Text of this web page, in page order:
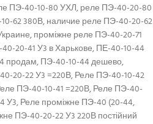
ПЭ-40-10-80 УХЛ, реле ПЭ-40-20-80
62 380В, наличие реле ПЭ-40-20-62
проміжне реле ПЭ-40-20-71
20-41 У3 в Харькове, ПЕ-40-10-44
продам, ПЭ-40-10-44 дешево,
20-22 У3 =220В, Реле ПЭ-40-10-42
ПЭ-40-10-41 =220В, Реле ПЭ-40-
У3, Реле проміжне ПЭ-40 (20-44,
ПЭ-40-20-22 У3 220В постійний